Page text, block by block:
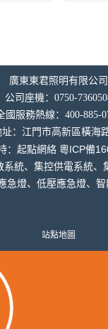
廣東東君照明有限公司
公司座機：0750-
國服務熱線：400-885-
： 江門市高新區橫海
： 起點網絡 粵ICP備
系統、集控供電系統、
急燈、低壓應急燈、
站點地圖